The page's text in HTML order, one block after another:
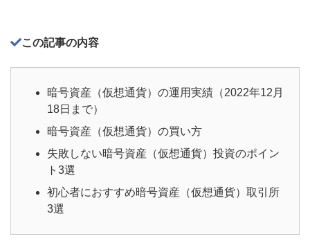
この記事の内容
暗号資産（仮想通貨）の運用実績（2022年12月
18日まで）
暗号資産（仮想通貨）の買い方
失敗しない暗号資産（仮想通貨）投資のポイン
ト3選
初心者におすすめ暗号資産（仮想通貨）取引所
3選